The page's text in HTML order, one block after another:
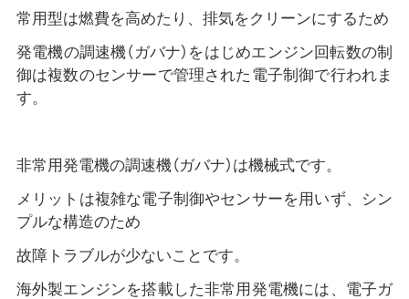
常用型は燃費を高めたり、排気をクリーンにするため
発電機の調速機（ガバナ）をはじめエンジン回転数の制
御は複数のセンサーで管理された電子制御で行われま
す。
非常用発電機の調速機（ガバナ）は機械式です。
メリットは複雑な電子制御やセンサーを用いず、シン
プルな構造のため
故障トラブルが少ないことです。
海外製エンジンを搭載した非常用発電機には、電子ガ